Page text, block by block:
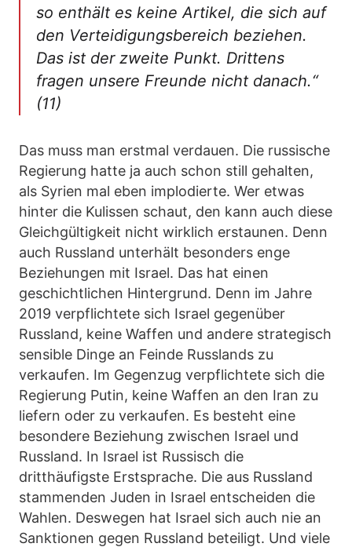
so enthält es keine Artikel, die sich auf
den Verteidigungsbereich beziehen.
Das ist der zweite Punkt. Drittens
fragen unsere Freunde nicht danach.“
(11)
Das muss man erstmal verdauen. Die russische
Regierung hatte ja auch schon still gehalten,
als Syrien mal eben implodierte. Wer etwas
hinter die Kulissen schaut, den kann auch diese
Gleichgültigkeit nicht wirklich erstaunen. Denn
auch Russland unterhält besonders enge
Beziehungen mit Israel. Das hat einen
geschichtlichen Hintergrund. Denn im Jahre
2019 verpflichtete sich Israel gegenüber
Russland, keine Waffen und andere strategisch
sensible Dinge an Feinde Russlands zu
verkaufen. Im Gegenzug verpflichtete sich die
Regierung Putin, keine Waffen an den Iran zu
liefern oder zu verkaufen. Es besteht eine
besondere Beziehung zwischen Israel und
Russland. In Israel ist Russisch die
dritthäufigste Erstsprache. Die aus Russland
stammenden Juden in Israel entscheiden die
Wahlen. Deswegen hat Israel sich auch nie an
Sanktionen gegen Russland beteiligt. Und viele